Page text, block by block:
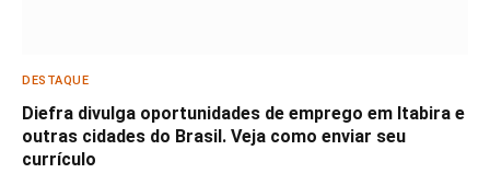
DESTAQUE
Diefra divulga oportunidades de emprego em Itabira e
outras cidades do Brasil. Veja como enviar seu
currículo